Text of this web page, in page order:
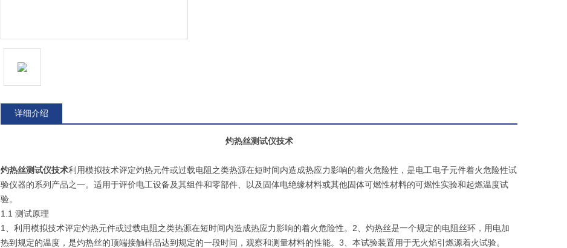
详细介绍
灼热丝测试仪技术
灼热丝测试仪技术利用模拟技术评定灼热元件或过载电阻之类热源在短时间内造成热应力影响的着火危险性，是电工电子元件着火危险性试
验仪器的系列产品之一。适用于评价电工设备及其组件和零部件、以及固体电绝缘材料或其他固体可燃性材料的可燃性实验和起燃温度试
验。
1.1 测试原理
1、利用模拟技术评定灼热元件或过载电阻之类热源在短时间内造成热应力影响的着火危险性。2、灼热丝是一个规定的电阻丝环，用电加
热到规定的温度，是灼热丝的顶端接触样品达到规定的一段时间，观察和测量材料的性能。3、本试验装置用于无火焰引燃源着火试验。